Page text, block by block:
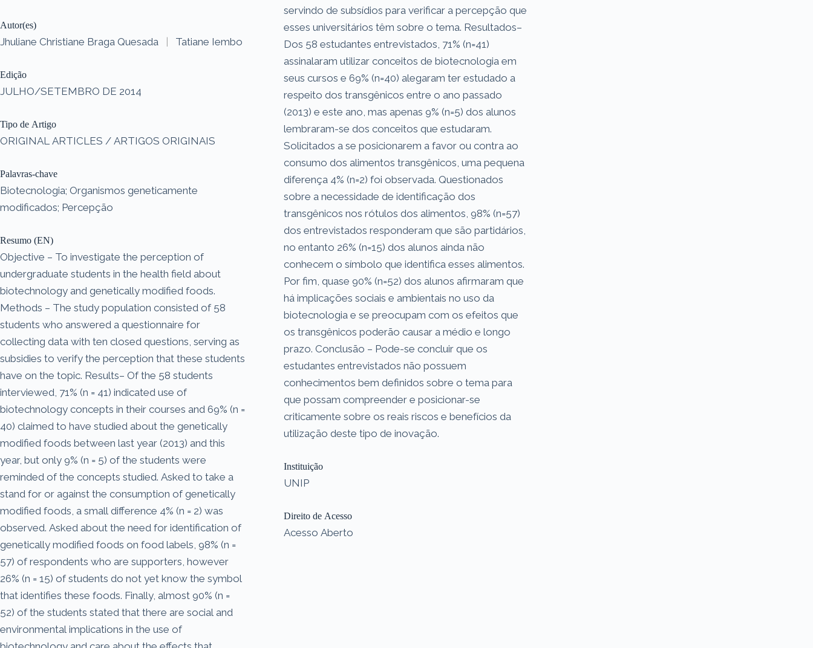
Autor(es)
Jhuliane Christiane Braga Quesada | Tatiane Iembo
Edição
JULHO/SETEMBRO DE 2014
Tipo de Artigo
ORIGINAL ARTICLES / ARTIGOS ORIGINAIS
Palavras-chave
Biotecnologia; Organismos geneticamente
modificados; Percepção
Resumo (EN)
Objective – To investigate the perception of
undergraduate students in the health field about
biotechnology and genetically modified foods.
Methods – The study population consisted of 58
students who answered a questionnaire for
collecting data with ten closed questions, serving as
subsidies to verify the perception that these students
have on the topic. Results– Of the 58 students
interviewed, 71% (n = 41) indicated use of
biotechnology concepts in their courses and 69% (n =
40) claimed to have studied about the genetically
modified foods between last year (2013) and this
year, but only 9% (n = 5) of the students were
reminded of the concepts studied. Asked to take a
stand for or against the consumption of genetically
modified foods, a small difference 4% (n = 2) was
observed. Asked about the need for identification of
genetically modified foods on food labels, 98% (n =
57) of respondents who are supporters, however
26% (n = 15) of students do not yet know the symbol
that identifies these foods. Finally, almost 90% (n =
52) of the students stated that there are social and
environmental implications in the use of
servindo de subsídios para verificar a percepção que
esses universitários têm sobre o tema. Resultados–
Dos 58 estudantes entrevistados, 71% (n=41)
assinalaram utilizar conceitos de biotecnologia em
seus cursos e 69% (n=40) alegaram ter estudado a
respeito dos transgênicos entre o ano passado
(2013) e este ano, mas apenas 9% (n=5) dos alunos
lembraram-se dos conceitos que estudaram.
Solicitados a se posicionarem a favor ou contra ao
consumo dos alimentos transgênicos, uma pequena
diferença 4% (n=2) foi observada. Questionados
sobre a necessidade de identificação dos
transgênicos nos rótulos dos alimentos, 98% (n=57)
dos entrevistados responderam que são partidários,
no entanto 26% (n=15) dos alunos ainda não
conhecem o símbolo que identifica esses alimentos.
Por fim, quase 90% (n=52) dos alunos afirmaram que
há implicações sociais e ambientais no uso da
biotecnologia e se preocupam com os efeitos que
os transgênicos poderão causar a médio e longo
prazo. Conclusão – Pode-se concluir que os
estudantes entrevistados não possuem
conhecimentos bem definidos sobre o tema para
que possam compreender e posicionar-se
criticamente sobre os reais riscos e benefícios da
utilização deste tipo de inovação.
Instituição
UNIP
Direito de Acesso
Acesso Aberto